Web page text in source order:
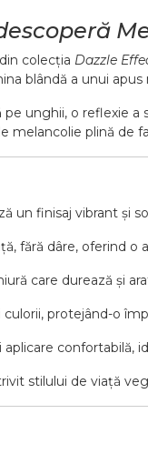
colecția Dazzle
blândă a unui
unghii, o reflexie
melancolie plină de
un finisaj vibrant și
fără dâre, oferind
care durează și
protejând-o
confortabilă,
stilului de viață